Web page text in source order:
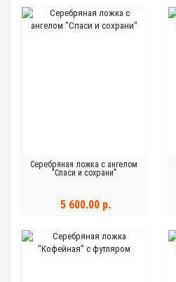
Серебряная ложка с ангелом
"Спаси и сохрани"
5 600.00 р.